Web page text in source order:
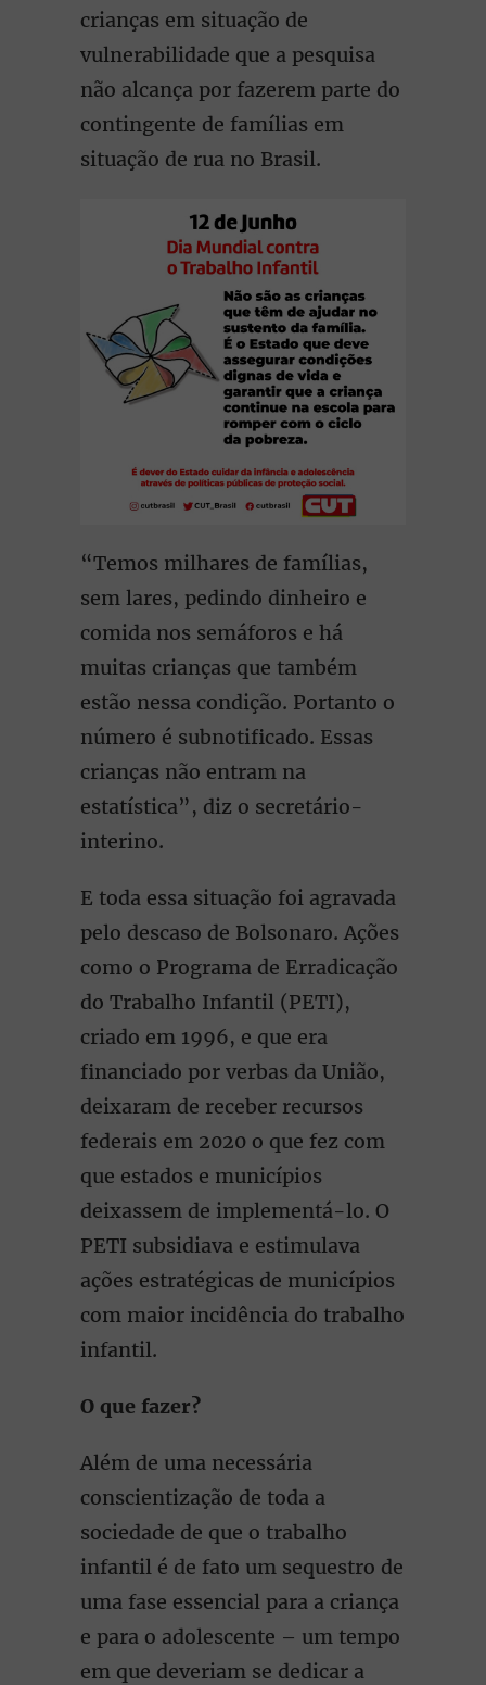
crianças em situação de
vulnerabilidade que a pesquisa
não alcança por fazerem parte do
contingente de famílias em
situação de rua no Brasil.
“Temos milhares de famílias,
sem lares, pedindo dinheiro e
comida nos semáforos e há
muitas crianças que também
estão nessa condição. Portanto o
número é subnotificado. Essas
crianças não entram na
estatística”, diz o secretário-
interino.
E toda essa situação foi agravada
pelo descaso de Bolsonaro. Ações
como o Programa de Erradicação
do Trabalho Infantil (PETI),
criado em 1996, e que era
financiado por verbas da União,
deixaram de receber recursos
federais em 2020 o que fez com
que estados e municípios
deixassem de implementá-lo. O
PETI subsidiava e estimulava
ações estratégicas de municípios
com maior incidência do trabalho
infantil.
O que fazer?
Além de uma necessária
conscientização de toda a
sociedade de que o trabalho
infantil é de fato um sequestro de
uma fase essencial para a criança
e para o adolescente – um tempo
em que deveriam se dedicar a